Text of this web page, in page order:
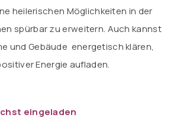
heilerischen Möglichkeiten in der
spürbar zu erweitern. Auch kannst
und Gebäude energetisch klären,
Energie aufladen.
eingeladen